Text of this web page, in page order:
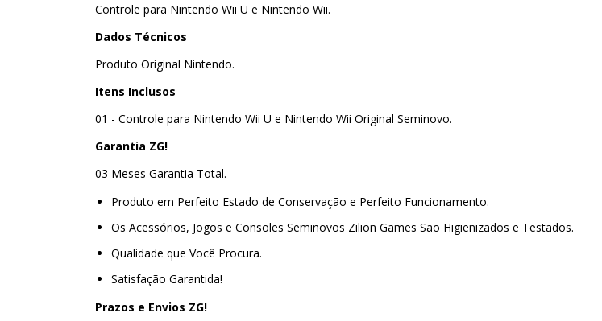
Controle para Nintendo Wii U e Nintendo Wii.
Dados Técnicos
Produto Original Nintendo.
Itens Inclusos
01 - Controle para Nintendo Wii U e Nintendo Wii Original Seminovo.
Garantia ZG!
03 Meses Garantia Total.
Produto em Perfeito Estado de Conservação e Perfeito Funcionamento.
Os Acessórios, Jogos e Consoles Seminovos Zilion Games São Higienizados e Testados.
Qualidade que Você Procura.
Satisfação Garantida!
Prazos e Envios ZG!